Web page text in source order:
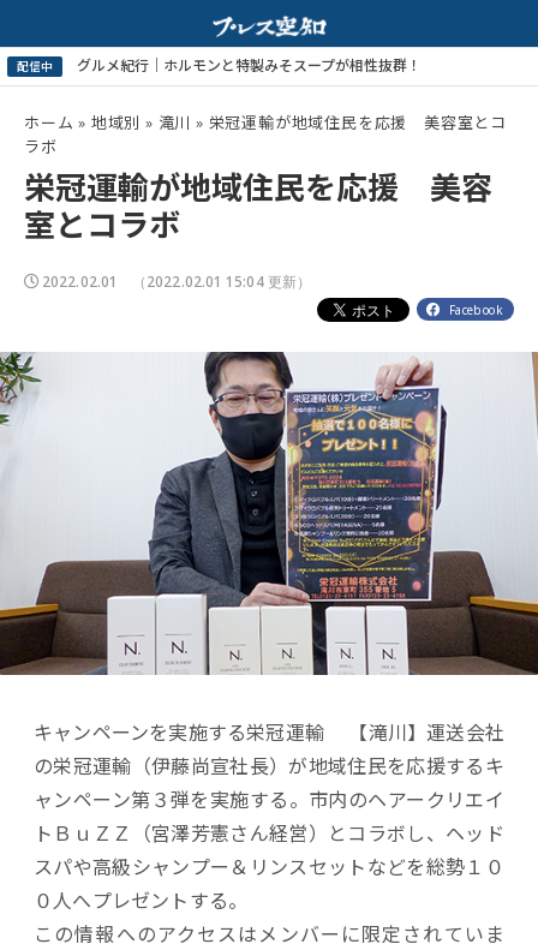
行｜ホルモンと特製みそスープが相性抜群！
配信中 夏の高校野球開幕！
ホーム » 地域別 » 滝川 » 栄冠運輸が地域住民を応援 美容室とコ
ラボ
栄冠運輸が地域住民を応援 美容
室とコラボ
2022.02.01 （2022.02.01 15:04 更新）
Facebook
キャンペーンを実施する栄冠運輸 【滝川】運送会社
の栄冠運輸（伊藤尚宣社長）が地域住民を応援するキ
ャンペーン第３弾を実施する。市内のヘアークリエイ
トＢｕＺＺ（宮澤芳憲さん経営）とコラボし、ヘッド
スパや高級シャンプー＆リンスセットなどを総勢１０
０人へプレゼントする。
この情報へのアクセスはメンバーに限定されていま